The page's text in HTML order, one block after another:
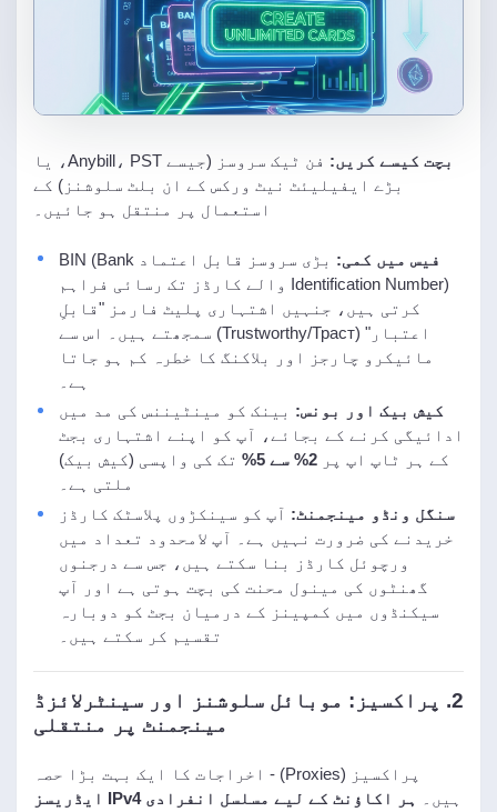
بچت کیسے کریں:
فن ٹیک سروسز (جیسے Anybill، PST، یا
بڑے ایفیلیئٹ نیٹ ورکس کے ان بلٹ سلوشنز) کے
استعمال پر منتقل ہو جائیں۔
فیس میں کمی:
بڑی سروسز قابل اعتماد BIN (Bank
Identification Number) والے کارڈز تک رسائی فراہم
کرتی ہیں، جنہیں اشتہاری پلیٹ فارمز "قابلِ
اعتبار" (Trustworthy/Траст) سمجھتے ہیں۔ اس سے
مائیکرو چارجز اور بلاکنگ کا خطرہ کم ہو جاتا
ہے۔
کیش بیک اور بونس: بینک کو مینٹیننس کی مد میں
ادائیگی کرنے کے بجائے، آپ کو اپنے اشتہاری بجٹ
کے ہر ٹاپ اپ پر2% سے 5%
تک کی واپسی (کیش بیک)
ملتی ہے۔
سنگل ونڈو مینجمنٹ: آپ کو سینکڑوں پلاسٹک کارڈز
خریدنے کی ضرورت نہیں ہے۔ آپ لامحدود تعداد میں
ورچوئل کارڈز بنا سکتے ہیں، جس سے درجنوں
گھنٹوں کی مینول محنت کی بچت ہوتی ہے اور آپ
سیکنڈوں میں کمپینز کے درمیان بجٹ کو دوبارہ
تقسیم کر سکتے ہیں۔
2. پراکسیز: موبائل سلوشنز اور سینٹرلائزڈ
مینجمنٹ پر منتقلی
پراکسیز (Proxies) - اخراجات کا ایک بہت بڑا حصہ
ہیں۔
ہر اکاؤنٹ کے لیے مسلسل انفرادی IPv4 ایڈریسز